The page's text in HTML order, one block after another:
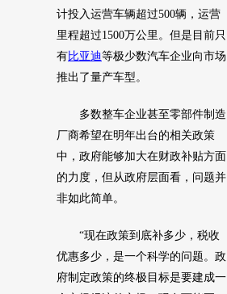
计投入运营车辆超过500辆，运营
里程超过1500万公里。但是目前只
有比亚迪等极少数汽车企业向市场
推出了量产车型 。
多数整车企业甚至零部件制造
厂商希望在明年出台的相关政策
中，政府能够加大在财政补贴方面
的力度，但从政府层面看，问题并
非如此简单。
“现在政策到底补多少，税收
优惠多少，是一个科学的问题。政
府制定政策的终极目标是要建成一